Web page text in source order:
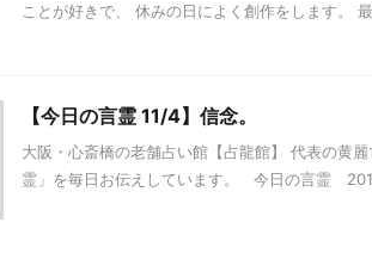
ことが好きで、 休みの日によく創作をします。
【今日の言霊 11/4】信念。
大阪・心斎橋の老舗占い館【占龍館】 代表の黄
霊」を毎日お伝えしています。 今日の言霊